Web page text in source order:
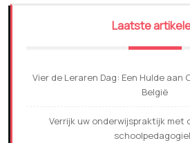
Laatste
Vier de Leraren Dag: Een Hulde aan
België
Verrijk uw onderwijspraktijk met